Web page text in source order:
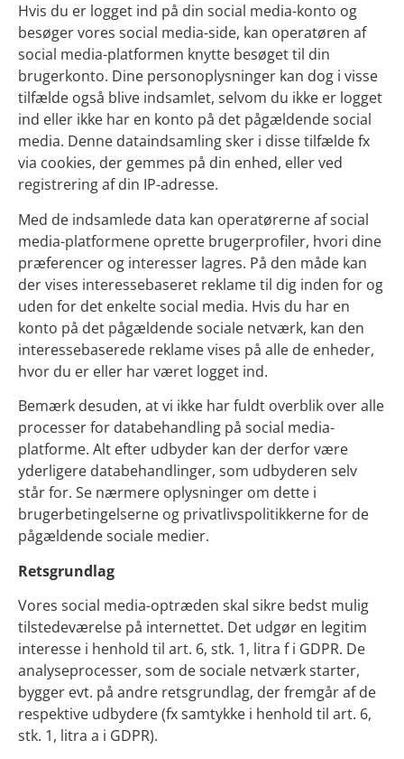
Hvis du er logget ind på din social media-konto og
besøger vores social media-side, kan operatøren af
social media-platformen knytte besøget til din
brugerkonto. Dine personoplysninger kan dog i visse
tilfælde også blive indsamlet, selvom du ikke er logget
ind eller ikke har en konto på det pågældende social
media. Denne dataindsamling sker i disse tilfælde fx
via cookies, der gemmes på din enhed, eller ved
registrering af din IP-adresse.
Med de indsamlede data kan operatørerne af social
media-platformene oprette brugerprofiler, hvori dine
præferencer og interesser lagres. På den måde kan
der vises interessebaseret reklame til dig inden for og
uden for det enkelte social media. Hvis du har en
konto på det pågældende sociale netværk, kan den
interessebaserede reklame vises på alle de enheder,
hvor du er eller har været logget ind.
Bemærk desuden, at vi ikke har fuldt overblik over alle
processer for databehandling på social media-
platforme. Alt efter udbyder kan der derfor være
yderligere databehandlinger, som udbyderen selv
står for. Se nærmere oplysninger om dette i
brugerbetingelserne og privatlivspolitikkerne for de
pågældende sociale medier.
Retsgrundlag
Vores social media-optræden skal sikre bedst mulig
tilstedeværelse på internettet. Det udgør en legitim
interesse i henhold til art. 6, stk. 1, litra f i GDPR. De
analyseprocesser, som de sociale netværk starter,
bygger evt. på andre retsgrundlag, der fremgår af de
respektive udbydere (fx samtykke i henhold til art. 6,
stk. 1, litra a i GDPR).